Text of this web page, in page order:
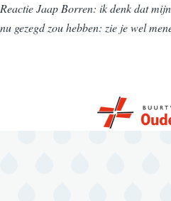
Reactie Jaap Borren: ik denk dat
nu gezegd zou hebben: zie je wel